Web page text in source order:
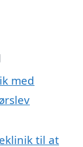
med
til at